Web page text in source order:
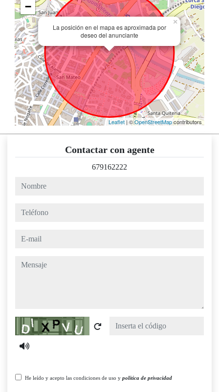
La posición en el mapa es aproximada por
deseo del anunciante
×
−
Leaflet | ©OpenStreetMapcontributors
Contactar con agente
679162222
nombre
teléfono
e-mail
mensaje
Captcha
He leído y acepto las condiciones de uso y política de privacidad